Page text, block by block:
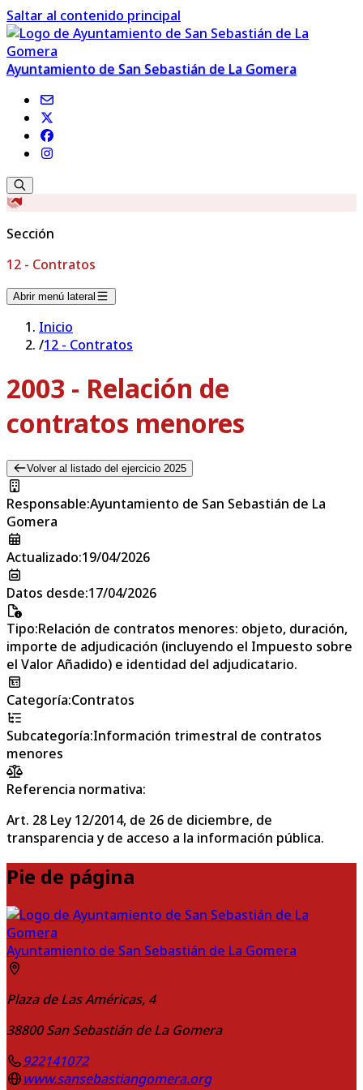
Saltar al contenido principal
Ayuntamiento de San Sebastián de La Gomera
Sección
12 - Contratos
Abrir menú lateral
Inicio
/12 - Contratos
2003 - Relación de
contratos menores
Volver al listado del ejercicio 2025
Responsable:Ayuntamiento de San Sebastián de La
Gomera
Actualizado:19/04/2026
Datos desde:17/04/2026
Tipo:Relación de contratos menores: objeto, duración,
importe de adjudicación (incluyendo el Impuesto sobre
el Valor Añadido) e identidad del adjudicatario.
Categoría:Contratos
Subcategoría:Información trimestral de contratos
menores
Referencia normativa:
Art. 28 Ley 12/2014, de 26 de diciembre, de
transparencia y de acceso a la información pública.
Pie de página
Ayuntamiento de San Sebastián de La Gomera
Plaza de Las Américas, 4
38800 San Sebastián de La Gomera
922141072
www.sansebastiangomera.org